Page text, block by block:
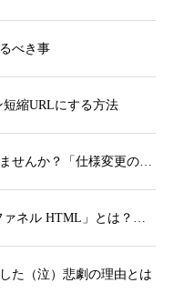
べき事
縮URLにする方法
せんか？「仕様変更の…
ァネル HTML」とは？…
た（泣）悲劇の理由とは